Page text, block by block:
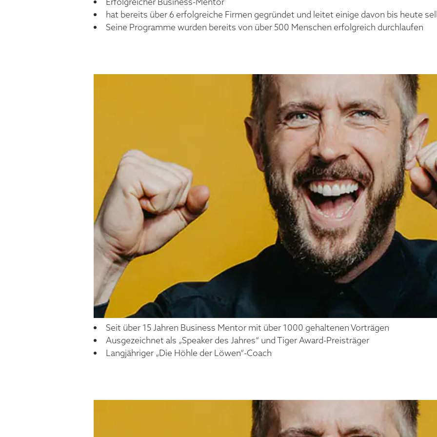
hat bereits über 6 erfolgreiche Firmen gegründet und leitet einige davon bis heute
Seine Programme wurden bereits von über 500 Menschen erfolgreich durchlaufen
Seit über 15 Jahren Business Mentor mit über 1000 gehaltenen Vorträgen
Ausgezeichnet als „Speaker des Jahres“ und Tiger Award-Preisträger
Langjähriger „Die Höhle der Löwen“-Coach